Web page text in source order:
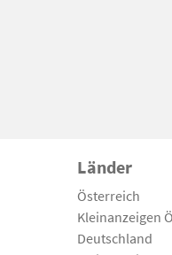
Länder
Österreich
Kleinanzeigen
Deutschland